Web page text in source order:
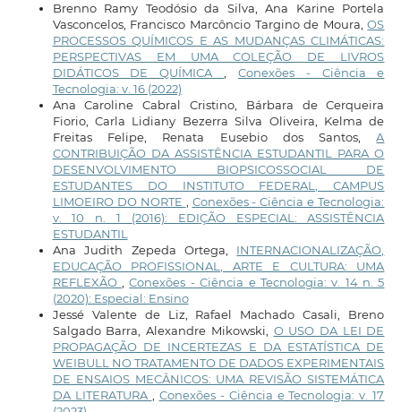
Brenno Ramy Teodósio da Silva, Ana Karine Portela
Vasconcelos, Francisco Marcôncio Targino de Moura,OS
PROCESSOS QUÍMICOS E AS MUDANÇAS CLIMÁTICAS:
PERSPECTIVAS EM UMA COLEÇÃO DE LIVROS
DIDÁTICOS DE QUÍMICA, Conexões - Ciência e
Tecnologia: v. 16 (2022)
Ana Caroline Cabral Cristino, Bárbara de Cerqueira
Fiorio, Carla Lidiany Bezerra Silva Oliveira, Kelma de
Freitas Felipe, Renata Eusebio dos Santos,A
CONTRIBUIÇÃO DA ASSISTÊNCIA ESTUDANTIL PARA O
DESENVOLVIMENTO BIOPSICOSSOCIAL DE
ESTUDANTES DO INSTITUTO FEDERAL, CAMPUS
LIMOEIRO DO NORTE , Conexões - Ciência e Tecnologia:
v. 10 n. 1 (2016): EDIÇÃO ESPECIAL: ASSISTÊNCIA
ESTUDANTIL
Ana Judith Zepeda Ortega, INTERNACIONALIZAÇÃO,
EDUCAÇÃO PROFISSIONAL, ARTE E CULTURA: UMA
REFLEXÃO ,Conexões - Ciência e Tecnologia: v. 14 n. 5
(2020): Especial: Ensino
Jessé Valente de Liz, Rafael Machado Casali, Breno
Salgado Barra, Alexandre Mikowski, O USO DA LEI DE
PROPAGAÇÃO DE INCERTEZAS E DA ESTATÍSTICA DE
WEIBULL NO TRATAMENTO DE DADOS EXPERIMENTAIS
DE ENSAIOS MECÂNICOS: UMA REVISÃO SISTEMÁTICA
DA LITERATURA , Conexões - Ciência e Tecnologia: v. 17